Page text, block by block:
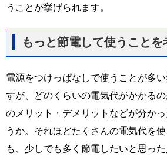
うことが挙げられます。
もっと節電して使うことを
電源をつけっぱなしで使うことが多
すが、どのくらいの電気代がかかる
のメリット・デメリットなどが分か
うか。それほどたくさんの電気代を
も、少しでも多く節電したいと思っ